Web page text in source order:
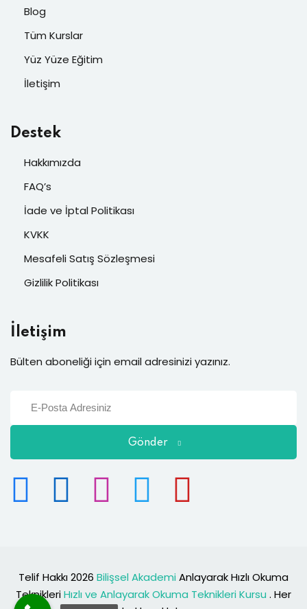
Blog
Tüm Kurslar
Yüz Yüze Eğitim
İletişim
Destek
Hakkımızda
FAQ’s
İade ve İptal Politikası
KVKK
Mesafeli Satış Sözleşmesi
Gizlilik Politikası
İletişim
Bülten aboneliği için email adresinizi yazınız.
Gönder
Telif Hakkı 2026 Bilişsel AkademiAnlayarak Hızlı Okuma
TeknikleriHızlı ve Anlayarak Okuma Teknikleri Kursu . Her